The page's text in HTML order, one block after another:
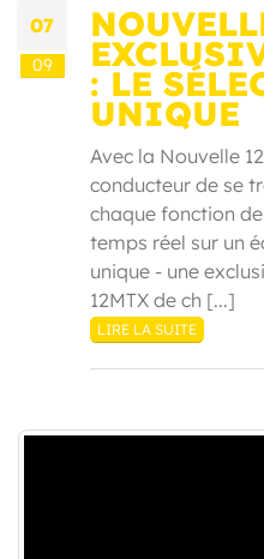
07
09 : LE
UNIQUE
Avec la Nouvelle
conducteur de se
chaque fonction
temps réel sur un
unique - une
12MTX de ch [...]
LIRE LA SUITE